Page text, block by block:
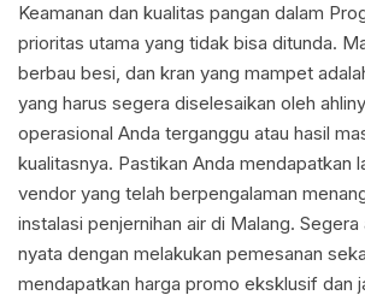
Keamanan dan kualitas pangan dalam
prioritas utama yang tidak bisa ditunda.
berbau besi, dan kran yang mampet
yang harus segera diselesaikan oleh
operasional Anda terganggu atau hasil
kualitasnya. Pastikan Anda mendapatkan
vendor yang telah berpengalaman
instalasi penjernihan air di Malang. Segera
nyata dengan melakukan pemesanan
mendapatkan harga promo eksklusif dan